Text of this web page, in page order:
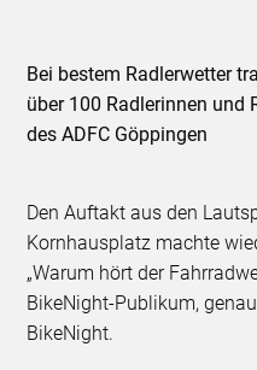
Bei bestem Radlerwetter
über 100 Radlerinnen und
des ADFC Göppingen
Den Auftakt aus den
Kornhausplatz machte
„Warum hört der
BikeNight-Publikum,
BikeNight.